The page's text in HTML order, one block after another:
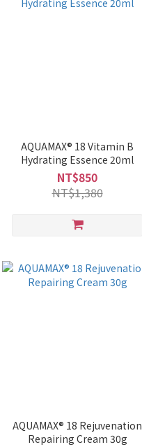
AQUAMAX® 18 Vitamin B
Hydrating Essence 20ml
NT$850
NT$1,380
AQUAMAX® 18 Rejuvenation
Repairing Cream 30g